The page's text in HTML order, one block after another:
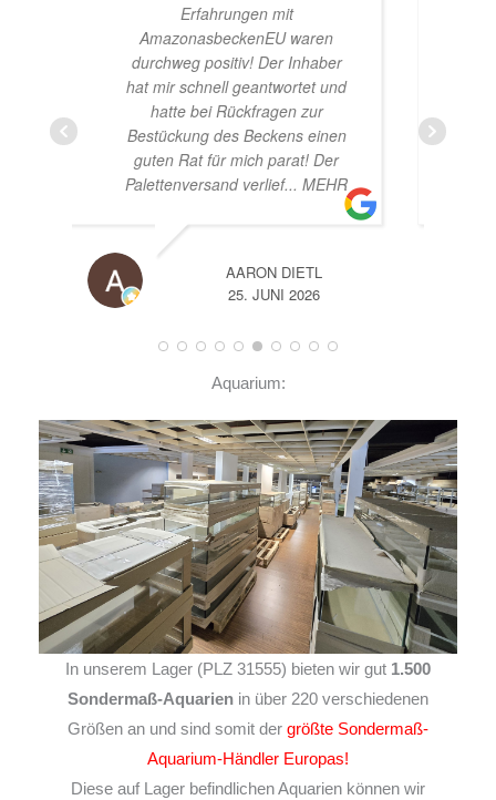
einen
Hardscape im Laden und sehr
nette Beratung! Ich bin super
Glücklich mit meinem
Beståbecken
14. JUNI 2026
Aquarium:
In unserem Lager (PLZ 31555) bieten wir gut 1.500
Sondermaß-Aquarien in über 220 verschiedenen
Größen an und sind somit der größte Sondermaß-
Aquarium-Händler Europas!
Diese auf Lager befindlichen Aquarien können wir